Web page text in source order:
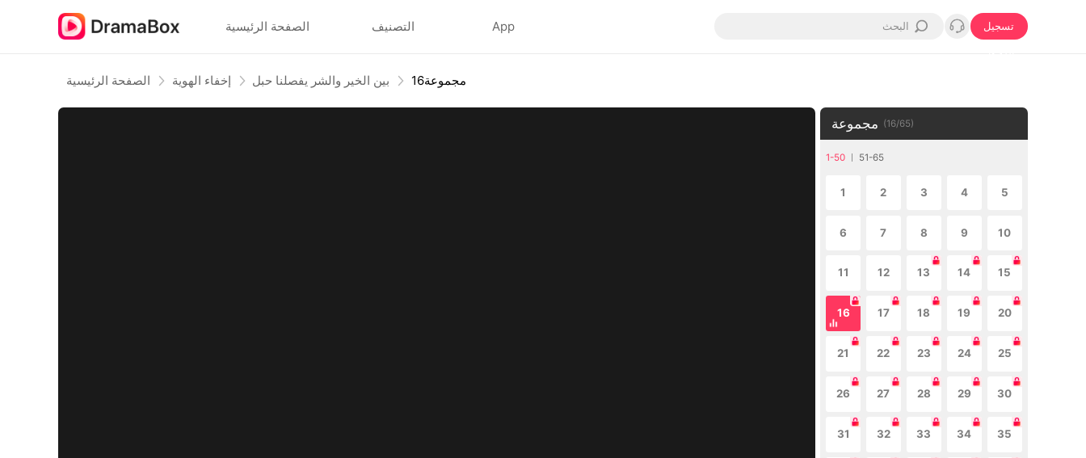
الصفحة الرئيسية التصنيف App تسجيل
الصفحة الرئيسية إخفاء الهوية بين الخير والشر يفصلنا حبل 16مجموعة
مجموعة (16/65)
1-50 51-65
1 2 3 4 5
6 7 8 9 10
11 12 13 14 15
16 17 18 19 20
21 22 23 24 25
26 27 28 29 30
31 32 33 34 35